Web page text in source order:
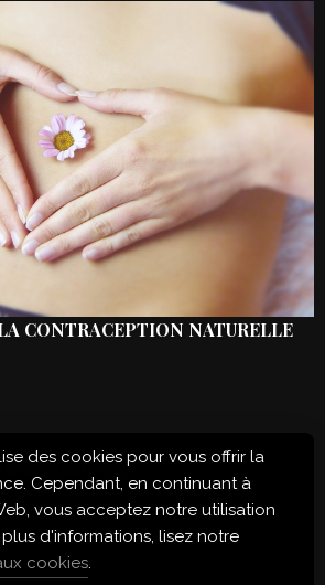
CONTRACEPTION NATURELLE
or no pictures...
des cookies pour vous offrir la
Cependant, en continuant à
vous acceptez notre utilisation
d'informations, lisez notre
cookies.